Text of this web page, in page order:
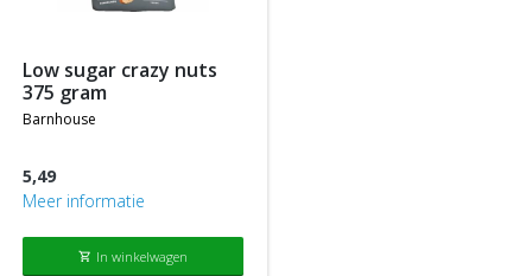
producten die tegen de normale of standaard verkoopprijs
low sugar crazy nuts
375 gram
barnhouse
5,49
Meer informatie
shopping_cart In winkelwagen